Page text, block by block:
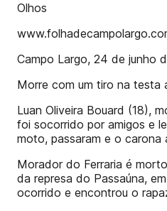
Olhos
Campo Largo, 24 de junho
Morre com um tiro na testa
Luan Oliveira Bouard (18),
foi socorrido por amigos e
moto, passaram e o carona
Morador do Ferraria é
da represa do Passaúna,
ocorrido e encontrou o